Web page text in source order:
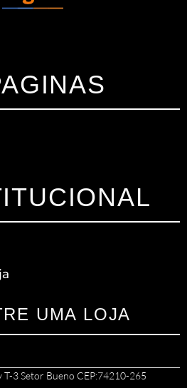
UMA LOJA
T-3 Setor Bueno CEP:74210-265